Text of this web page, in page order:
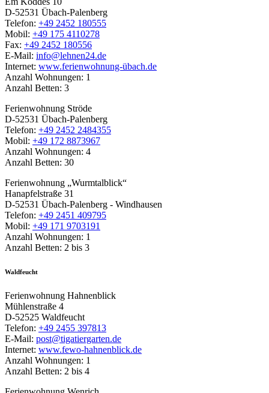
D-52531 Übach-Palenberg
Telefon: +49 2452 180555
Mobil: +49 175 4110278
Fax: +49 2452 180556
E-Mail: info@lehnen24.de
Internet: www.ferienwohnung-übach.de
Anzahl Wohnungen: 1
Anzahl Betten: 3
Ferienwohnung Ströde
D-52531 Übach-Palenberg
Telefon: +49 2452 2484355
Mobil: +49 172 8873967
Anzahl Wohnungen: 4
Anzahl Betten: 30
Ferienwohnung „Wurmtalblick“
Hanapfelstraße 31
D-52531 Übach-Palenberg - Windhausen
Telefon: +49 2451 409795
Mobil: +49 171 9703191
Anzahl Wohnungen: 1
Anzahl Betten: 2 bis 3
Waldfeucht
Ferienwohnung Hahnenblick
Mühlenstraße 4
D-52525 Waldfeucht
Telefon: +49 2455 397813
E-Mail: post@tigatiergarten.de
Internet: www.fewo-hahnenblick.de
Anzahl Wohnungen: 1
Anzahl Betten: 2 bis 4